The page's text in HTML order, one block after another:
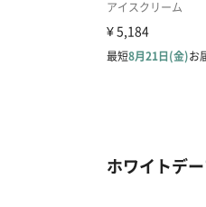
ホワイトデ